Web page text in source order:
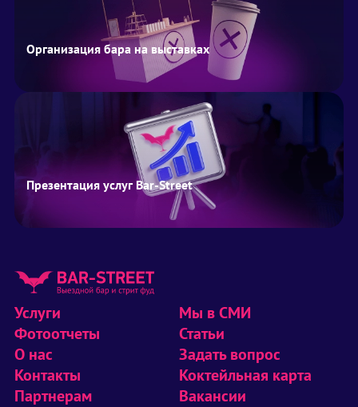
Организация бара на выставках
Презентация услуг Bar-Street
Услуги
Фотоотчеты
О нас
Контакты
Партнерам
Мы в СМИ
Статьи
Задать вопрос
Коктейльная карта
Вакансии